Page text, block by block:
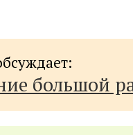
большой